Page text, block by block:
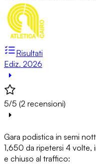
Risultati
Ediz. 2026
5/5 (2 recensioni)
Gara podistica in semi
1,650 da ripetersi 4 volte,
e chiuso al traffico: